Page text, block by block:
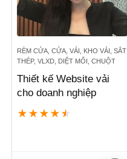
RÈM CỬA, CỬA, VẢI, KHO VẢI, SẮT
THÉP, VLXD, DIỆT MỐI, CHUỘT
Thiết kế Website vải
cho doanh nghiệp
★ ★ ★ ★ ★